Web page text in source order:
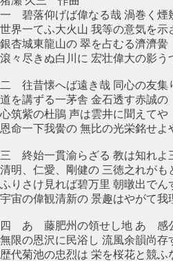
一 碧落仰げば偉なる哉 渦巻く煙
世界一てふ大火山 我等の意気を示
銀杏城東龍山の 翠を占むる濟濟黌
滾々尽きぬ白川に 宏壮偉大の影う
二 往昔懐へば遠き哉 同心の友集
道を講ずる一茅舎 金石透す赤誠の
心筑紫の杜鵑 声は雲井に聞えてや
恩命一下我黌の 無比の光栄銘せよ
三 終始一貫渝らざる 教は知れよ
清明、仁愛、剛健の 三徳之れがも
ふりさけ見れば碧万里 朝暾出でん
宇宙の偉観清新の 景趣はやがて我
四 あゝ藤肥州の領せし地 あゝ感
無限の恩沢に民浴し 流風余韻尚存
歴代菊池の忠烈は 栄を桜花と競ふ